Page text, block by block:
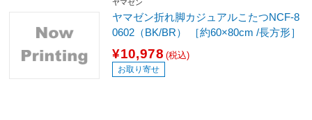
ヤマゼン
ヤマゼン折れ脚カジュアルこたつNCF-8
0602（BK/BR） ［約60×80cm /長方形］
¥10,978 (税込)
お取り寄せ